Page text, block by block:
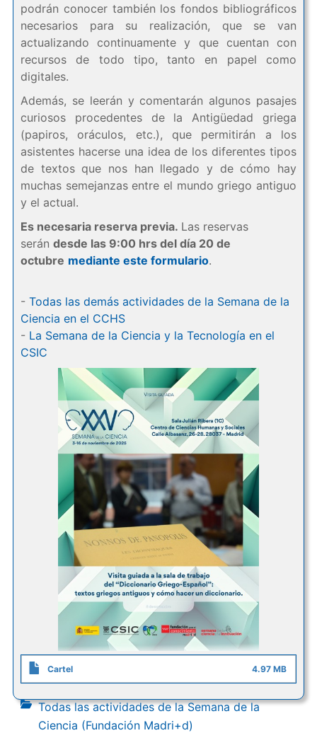
podrán conocer también los fondos bibliográficos
necesarios para su realización, que se van
actualizando continuamente y que cuentan con
recursos de todo tipo, tanto en papel como
digitales.
Además, se leerán y comentarán algunos pasajes
curiosos procedentes de la Antigüedad griega
(papiros, oráculos, etc.), que permitirán a los
asistentes hacerse una idea de los diferentes tipos
de textos que nos han llegado y de cómo hay
muchas semejanzas entre el mundo griego antiguo
y el actual.
Es necesaria reserva previa. Las reservas
serán desde las 9:00 hrs del día 20 de
octubre mediante este formulario.
- Todas las demás actividades de la Semana de la
Ciencia en el CCHS
- La Semana de la Ciencia y la Tecnología en el
CSIC
Cartel 4.97 MB
Todas las actividades de la Semana de la
Ciencia (Fundación Madri+d)